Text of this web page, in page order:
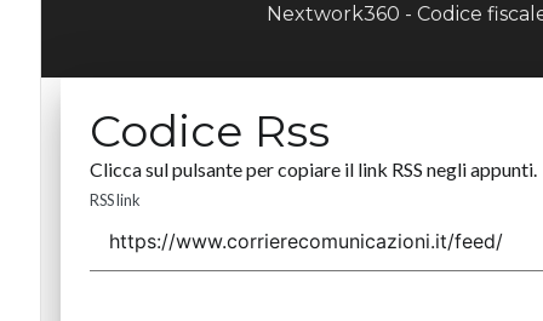
Nextwork360 - Codice
Codice Rss
Clicca sul pulsante per copiare il link RSS negli appunti.
RSS link